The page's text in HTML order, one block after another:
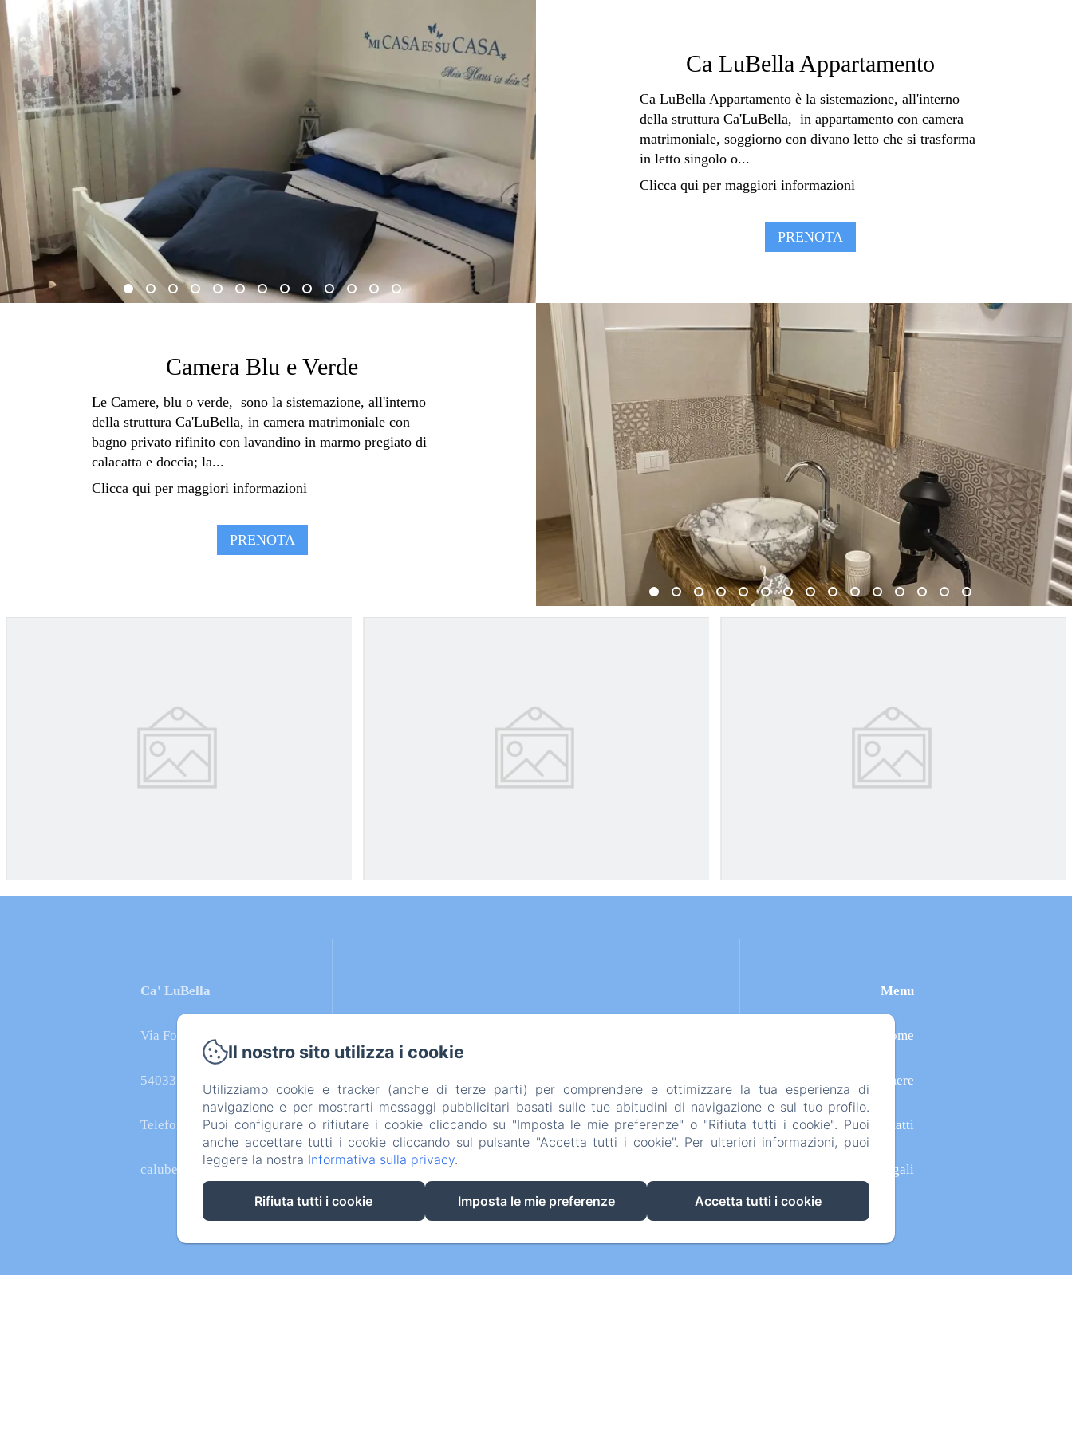
Ca LuBella Appartamento
Ca LuBella Appartamento è la sistemazione, all'interno
della struttura Ca'LuBella, in appartamento con camera
matrimoniale, soggiorno con divano letto che si trasforma
in letto singolo o...
Clicca qui per maggiori informazioni
PRENOTA
Camera Blu e Verde
Le Camere, blu o verde, sono la sistemazione, all'interno
della struttura Ca'LuBella, in camera matrimoniale con
bagno privato rifinito con lavandino in marmo pregiato di
calacatta e doccia; la...
Clicca qui per maggiori informazioni
PRENOTA
Ca' LuBella
Via Fossone Basso, 12 Bis
54033 - Carrara
Telefono: +39 3336308895
calubellafossone@gmail.com
EN IT DE
Funziona con Amenitiz
Menu
Home
Camere
Contatti
Informazioni legali
Il nostro sito utilizza i cookie
Utilizziamo cookie e tracker (anche di terze parti) per comprendere e ottimizzare la tua esperienza di
navigazione e per mostrarti messaggi pubblicitari basati sulle tue abitudini di navigazione e sul tuo profilo.
Puoi configurare o rifiutare i cookie cliccando su "Imposta le mie preferenze" o "Rifiuta tutti i cookie". Puoi
anche accettare tutti i cookie cliccando sul pulsante "Accetta tutti i cookie". Per ulteriori informazioni, puoi
leggere la nostra Informativa sulla privacy.
Rifiuta tutti i cookie Imposta le mie preferenze Accetta tutti i cookie